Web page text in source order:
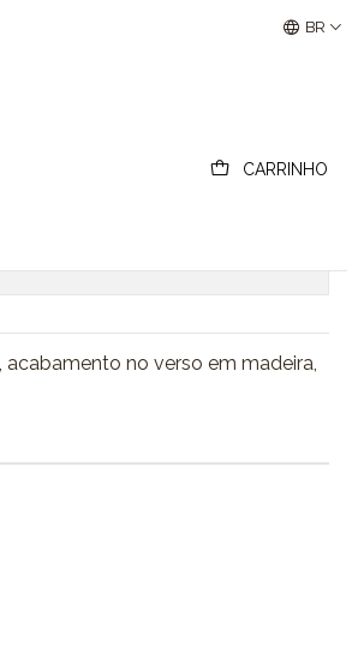
CARRINHO
- Leilões Colecionismo e BR
no verso em madeira,